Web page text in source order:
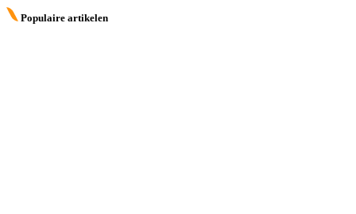
Populaire artikelen